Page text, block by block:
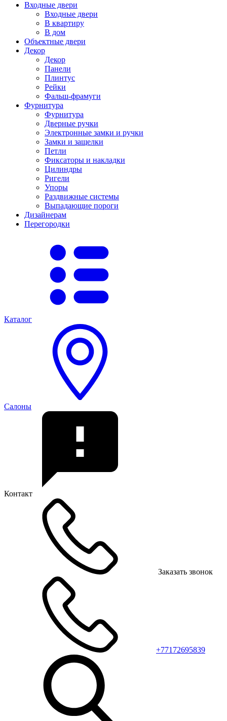
Входные двери
Входные двери
В квартиру
В дом
Объектные двери
Декор
Декор
Панели
Плинтус
Рейки
Фальш-фрамуги
Фурнитура
Фурнитура
Дверные ручки
Электронные замки и ручки
Замки и защелки
Петли
Фиксаторы и накладки
Цилиндры
Ригели
Упоры
Раздвижные системы
Выпадающие пороги
Дизайнерам
Перегородки
Каталог
Салоны
Контакт
Заказать звонок
+77172695839